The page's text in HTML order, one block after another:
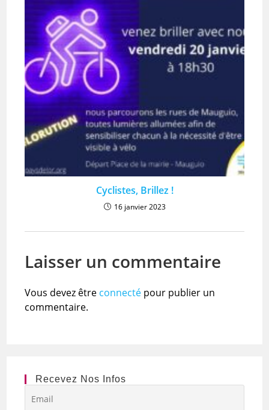
Cyclistes, Brillez !
16 janvier 2023
Laisser un commentaire
Vous devez être connecté pour publier un
commentaire.
Recevez Nos Infos